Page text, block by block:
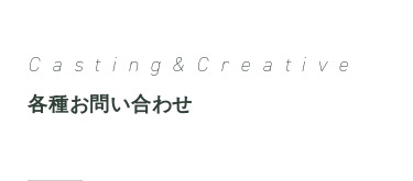
Casting&Creative
各種お問い合わせ